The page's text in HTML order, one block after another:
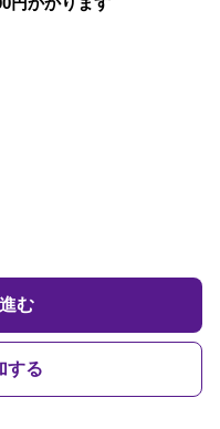
む
する